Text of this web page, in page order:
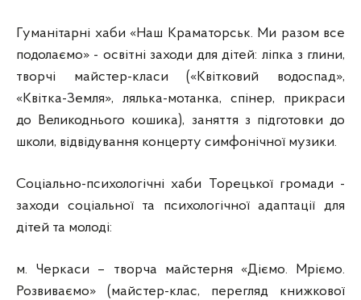
Гуманітарні хаби «Наш Краматорськ. Ми разом все
подолаємо» - освітні заходи для дітей: ліпка з глини,
творчі майстер-класи («Квітковий водоспад»,
«Квітка-Земля», лялька-мотанка, спінер, прикраси
до Великоднього кошика), заняття з підготовки до
школи, відвідування концерту симфонічної музики.
Соціально-психологічні хаби Торецької громади -
заходи соціальної та психологічної адаптації для
дітей та молоді:
м. Черкаси – творча майстерня «Діємо. Мріємо.
Розвиваємо» (майстер-клас, перегляд книжкової